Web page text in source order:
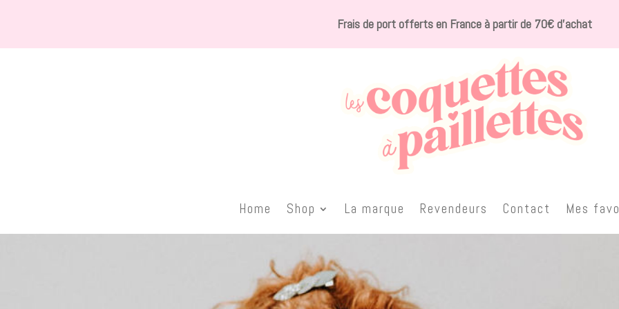
Frais de port offerts en France à partir de 70€ d’achat
Home Shop La marque Revendeurs Contact Mes